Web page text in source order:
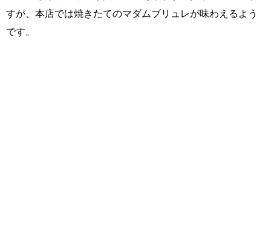
すが、本店では焼きたてのマダムブリュレが味わえるよう
です。